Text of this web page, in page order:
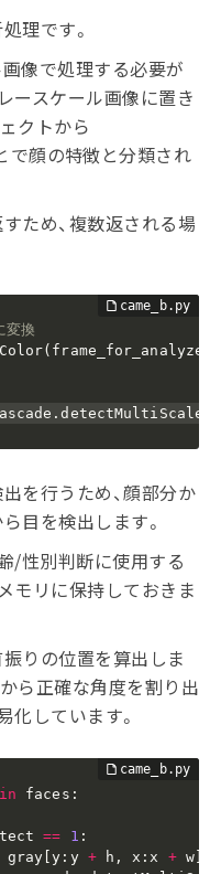
理です。
像で処理する必要が
ースケール画像に置き
クトから
顔の特徴と分類され
ため、複数返される場
変換
( frame_for_analyze
.detectMultiScale
を行うため、顔部分か
目を検出します。
/性別判断に使用する
モリに保持しておきま
りの位置を算出しま
ら正確な角度を割り出
化しています。
in faces :
== 1 :
[y : y + h , x : x + w